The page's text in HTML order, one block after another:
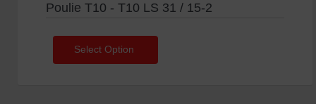
Poulie T10 - T10 LS 31 / 15-2
Select Option